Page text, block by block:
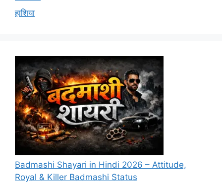
हाशिया
Badmashi Shayari in Hindi 2026 – Attitude,
Royal & Killer Badmashi Status